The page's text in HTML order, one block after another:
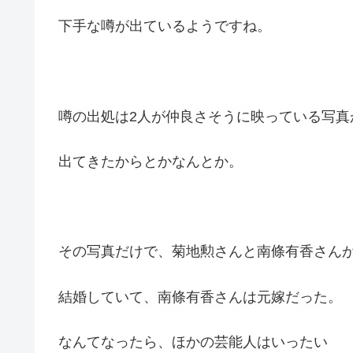
下手な噂が出ているようですね。
噂の出処は2人が仲良さそうに映っている写真
出てきたからとかなんとか。
その写真だけで、菊地勲さんと南條有香さん
結婚していて、南條有香さんは元嫁だった。
なんてなったら、ほかの芸能人はいったい